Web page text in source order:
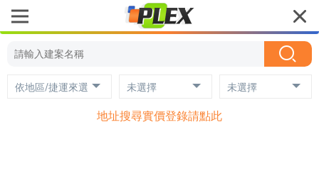
地址搜尋實價登錄請點此
依地區/捷運來選 未選擇 未選擇